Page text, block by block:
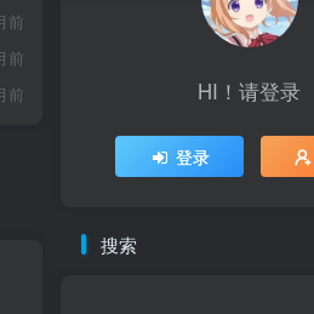
前
前
前 HI！请登录
登录
搜索